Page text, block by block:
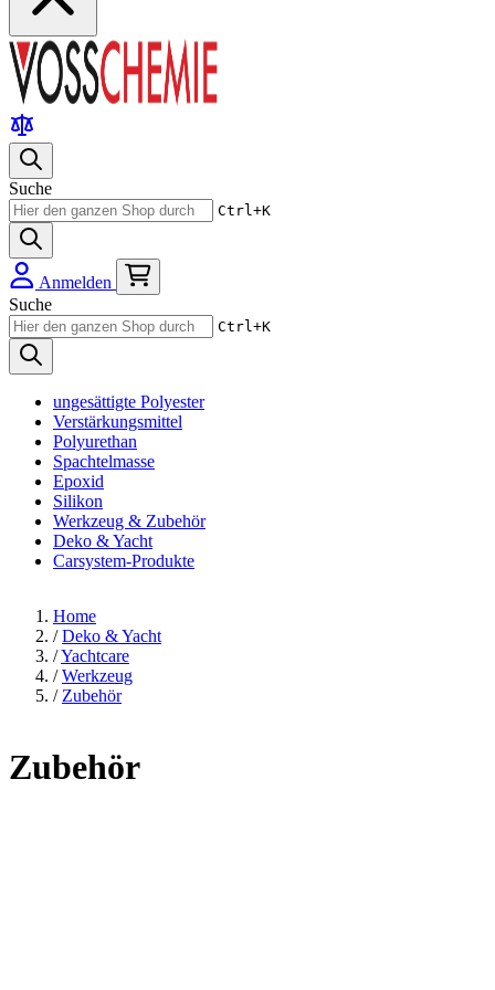
Suche
Ctrl+K
Anmelden
Suche
Ctrl+K
ungesättigte Polyester
Verstärkungsmittel
Polyurethan
Spachtelmasse
Epoxid
Silikon
Werkzeug & Zubehör
Deko & Yacht
Carsystem-Produkte
Home
/ Deko & Yacht
/Yachtcare
/ Werkzeug
/ Zubehör
Zubehör